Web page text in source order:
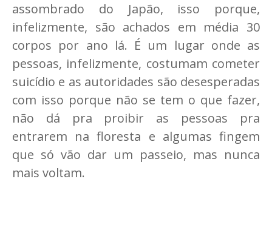
assombrado do Japão, isso porque,
infelizmente, são achados em média 30
corpos por ano lá. É um lugar onde as
pessoas, infelizmente, costumam cometer
suicídio e as autoridades são desesperadas
com isso porque não se tem o que fazer,
não dá pra proibir as pessoas pra
entrarem na floresta e algumas fingem
que só vão dar um passeio, mas nunca
mais voltam.